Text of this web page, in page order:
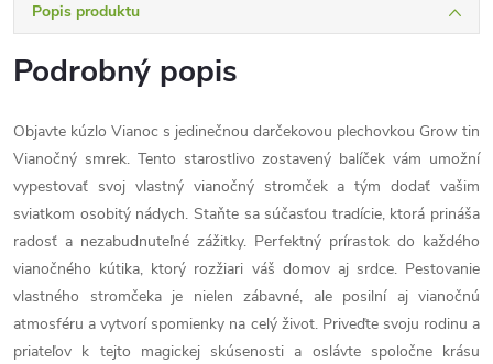
Popis produktu
Podrobný popis
Objavte kúzlo Vianoc s jedinečnou darčekovou plechovkou Grow tin
Vianočný smrek. Tento starostlivo zostavený balíček vám umožní
vypestovať svoj vlastný vianočný stromček a tým dodať vašim
sviatkom osobitý nádych. Staňte sa súčasťou tradície, ktorá prináša
radosť a nezabudnuteľné zážitky. Perfektný prírastok do každého
vianočného kútika, ktorý rozžiari váš domov aj srdce. Pestovanie
vlastného stromčeka je nielen zábavné, ale posilní aj vianočnú
atmosféru a vytvorí spomienky na celý život. Priveďte svoju rodinu a
priateľov k tejto magickej skúsenosti a oslávte spoločne krásu